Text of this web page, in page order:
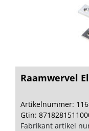
Raamwervel
Artikelnummer:
Gtin:
Fabrikant artikel